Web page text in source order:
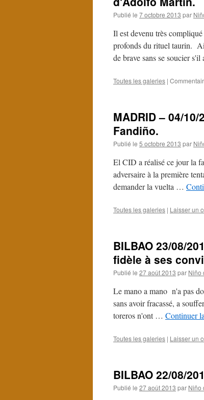
Publié le 7 octobre 2013 par
Il est devenu très
profonds du rituel taurin.
de brave sans se soucier
Toutes les galeries |
MADRID – 04/
Fandiño.
Publié le 5 octobre 2013 par
El CID a réalisé ce jour la
adversaire à la première
demander la vuelta …
Toutes les galeries | Laisser un
BILBAO 23/08/
fidèle à ses
Publié le 27 août 2013 par Niño
Le mano a mano n'a pas
sans avoir fracassé, a
toreros n'ont … Continuer
Toutes les galeries | Laisser un
BILBAO 22/08/
Publié le 27 août 2013 par Niño